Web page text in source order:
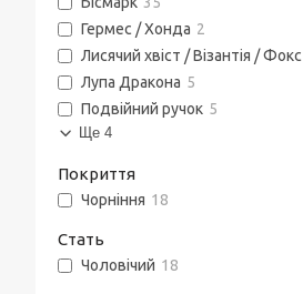
Гермес / Хонда 2
Лисячий хвіст / Візантія / Фокс
Лупа Дракона 5
Подвійний ручок 5
Ще 4
Покриття
Чорніння 18
Стать
Чоловічий 18